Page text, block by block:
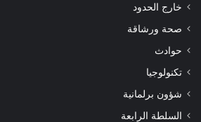
خارج الحدود
صحة ورشاقة
حوادث
تكنولوجيا
شؤون برلمانية
السلطة الرابعة